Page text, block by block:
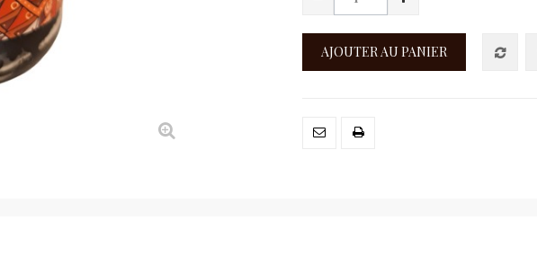
AJOUTER AU PANIER